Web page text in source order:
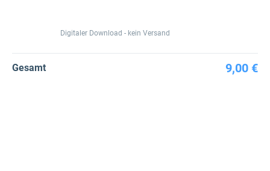
Digitaler Download - kein Versand
Gesamt 9,00 €